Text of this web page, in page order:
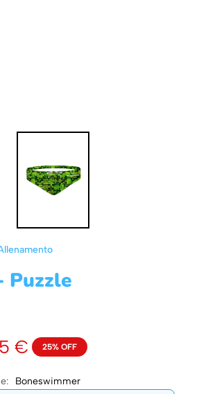
Puzzle
€ 25% OFF
Boneswimmer